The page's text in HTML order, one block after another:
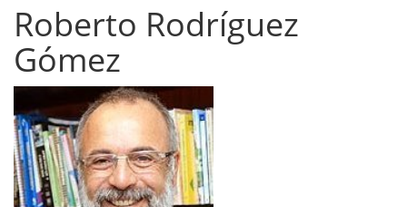
Roberto Rodríguez
Gómez